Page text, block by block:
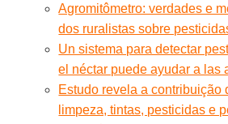
Agromitômetro: verdades e
dos ruralistas sobre
Un sistema para detectar
el néctar puede ayudar a las
Estudo revela a contribuição
limpeza, tintas, pesticidas e